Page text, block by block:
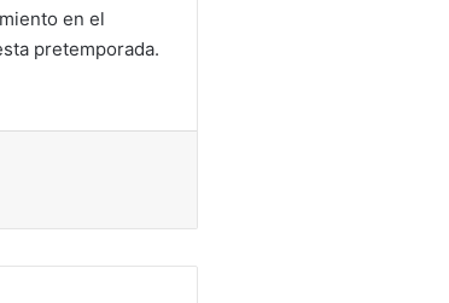
en el
pretemporada.